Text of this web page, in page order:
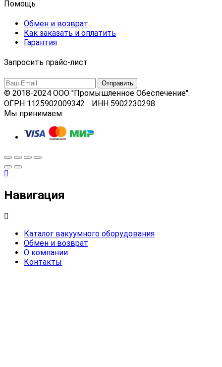
Помощь
Обмен и возврат
Как заказать и оплатить
Гарантия
Запросить прайс-лист
© 2018-2024 ООО "Промышленное Обеспечение".
ОГРН 1125902009342 ИНН 5902230298
Мы принимаем:
Навигация
Каталог вакуумного оборудования
Обмен и возврат
О компании
Контакты